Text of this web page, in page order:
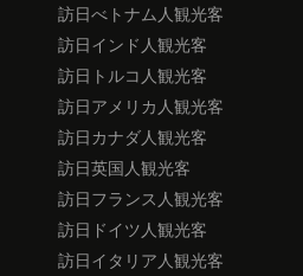
訪日べトナム人観光客
訪日インド人観光客
訪日トルコ人観光客
訪日アメリカ人観光客
訪日カナダ人観光客
訪日英国人観光客
訪日フランス人観光客
訪日ドイツ人観光客
訪日イタリア人観光客